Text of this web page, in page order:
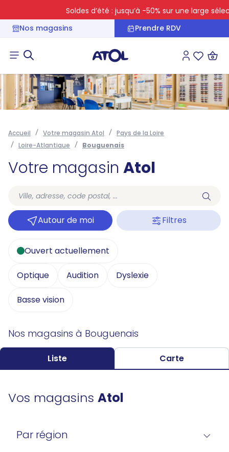
Soldes d’été : jusqu’à -50% sur une large
Nos magasins
Prendre RDV
Connexion
Accueil Votre magasin Atol
Pays de la Loire
Loire-Atlantique
Bouguenais
Votre magasin Atol
Autour de moi Filtres
Ouvert actuellement
Optique Audition Dyslexie
Basse vision
Nos magasins à Bouguenais
Liste Carte
Vos magasins Atol
Par région